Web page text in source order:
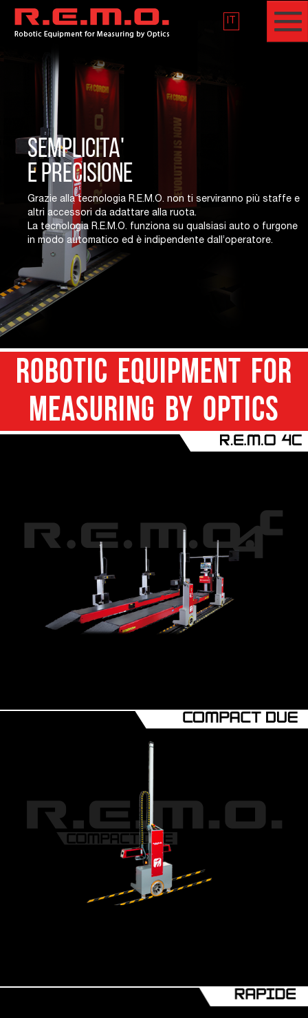
SEMPLICITA'
E PRECISIONE
Grazie alla tecnologia R.E.M.O. non ti serviranno più staffe e
altri accessori da adattare alla ruota.
La tecnologia R.E.M.O. funziona su qualsiasi auto o furgone
in modo automatico ed è indipendente dall’operatore.
IT
ROBOTIC EQUIPMENT FOR
MEASURING BY OPTICS